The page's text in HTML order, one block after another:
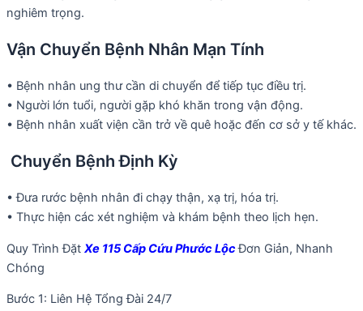
nghiêm trọng.
Vận Chuyển Bệnh Nhân Mạn Tính
• Bệnh nhân ung thư cần di chuyển để tiếp tục điều trị.
• Người lớn tuổi, người gặp khó khăn trong vận động.
• Bệnh nhân xuất viện cần trở về quê hoặc đến cơ sở y tế khác.
Chuyển Bệnh Định Kỳ
• Đưa rước bệnh nhân đi chạy thận, xạ trị, hóa trị.
• Thực hiện các xét nghiệm và khám bệnh theo lịch hẹn.
Quy Trình Đặt Xe 115 Cấp Cứu Phước LộcĐơn Giản, Nhanh
Chóng
Bước 1: Liên Hệ Tổng Đài 24/7